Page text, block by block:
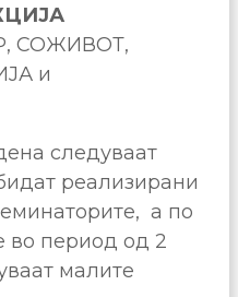
СОЖИВОТ,
и
следуваат
реализирани
а по
во период од 2
малите